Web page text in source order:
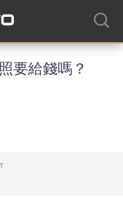
要給錢嗎？